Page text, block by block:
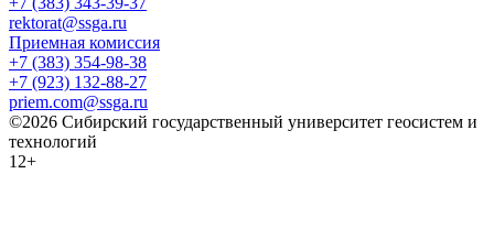
rektorat@ssga.ru
Приемная комиссия
+7 (383) 354-98-38
+7 (923) 132-88-27
priem.com@ssga.ru
©2026 Сибирский государственный университет геосистем и
технологий
12+